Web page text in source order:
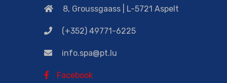
8, Groussgaass | L-5721 Aspelt
(+352) 49771-6225
info.spa@pt.lu
Facebook